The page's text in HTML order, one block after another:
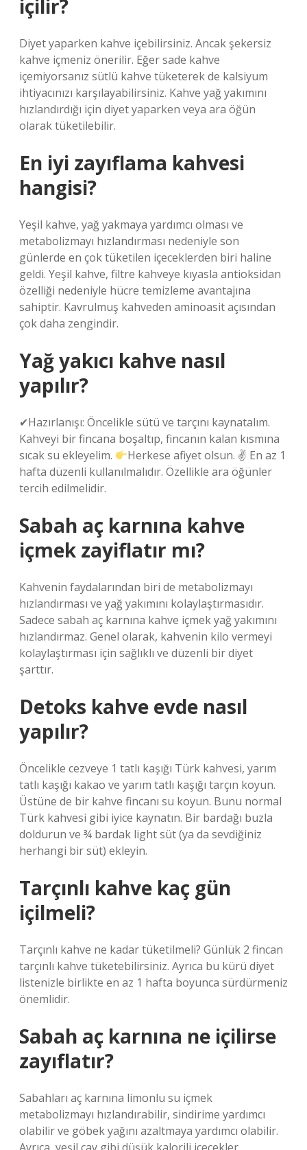
içilir?
Diyet yaparken kahve içebilirsiniz. Ancak şekersiz
kahve içmeniz önerilir. Eğer sade kahve
içemiyorsanız sütlü kahve tüketerek de kalsiyum
ihtiyacınızı karşılayabilirsiniz. Kahve yağ yakımını
hızlandırdığı için diyet yaparken veya ara öğün
olarak tüketilebilir.
En iyi zayıflama kahvesi
hangisi?
Yeşil kahve, yağ yakmaya yardımcı olması ve
metabolizmayı hızlandırması nedeniyle son
günlerde en çok tüketilen içeceklerden biri haline
geldi. Yeşil kahve, filtre kahveye kıyasla antioksidan
özelliği nedeniyle hücre temizleme avantajına
sahiptir. Kavrulmuş kahveden aminoasit açısından
çok daha zengindir.
Yağ yakıcı kahve nasıl
yapılır?
✔Hazırlanışı: Öncelikle sütü ve tarçını kaynatalım.
Kahveyi bir fincana boşaltıp, fincanın kalan kısmına
sıcak su ekleyelim.
Herkese afiyet olsun. ✌ En az 1
hafta düzenli kullanılmalıdır. Özellikle ara öğünler
tercih edilmelidir.
Sabah aç karnına kahve
içmek zayiflatır mı?
Kahvenin faydalarından biri de metabolizmayı
hızlandırması ve yağ yakımını kolaylaştırmasıdır.
Sadece sabah aç karnına kahve içmek yağ yakımını
hızlandırmaz. Genel olarak, kahvenin kilo vermeyi
kolaylaştırması için sağlıklı ve düzenli bir diyet
şarttır.
Detoks kahve evde nasıl
yapılır?
Öncelikle cezveye 1 tatlı kaşığı Türk kahvesi, yarım
tatlı kaşığı kakao ve yarım tatlı kaşığı tarçın koyun.
Üstüne de bir kahve fincanı su koyun. Bunu normal
Türk kahvesi gibi iyice kaynatın. Bir bardağı buzla
doldurun ve ¾ bardak light süt (ya da sevdiğiniz
herhangi bir süt) ekleyin.
Tarçınlı kahve kaç gün
içilmeli?
Tarçınlı kahve ne kadar tüketilmeli? Günlük 2 fincan
tarçınlı kahve tüketebilirsiniz. Ayrıca bu kürü diyet
listenizle birlikte en az 1 hafta boyunca sürdürmeniz
önemlidir.
Sabah aç karnına ne içilirse
zayıflatır?
Sabahları aç karnına limonlu su içmek
metabolizmayı hızlandırabilir, sindirime yardımcı
olabilir ve göbek yağını azaltmaya yardımcı olabilir.